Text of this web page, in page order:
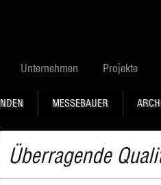
Unternehmen Projekte
MESSEBAUER
Überragende